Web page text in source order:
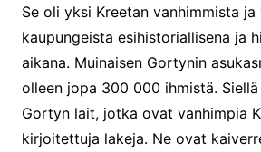
Se oli yksi Kreetan vanhimmista ja
kaupungeista esihistoriallisena ja
aikana. Muinaisen Gortynin
olleen jopa 300 000 ihmistä.
Gortyn lait, jotka ovat vanhimpia
kirjoitettuja lakeja. Ne ovat